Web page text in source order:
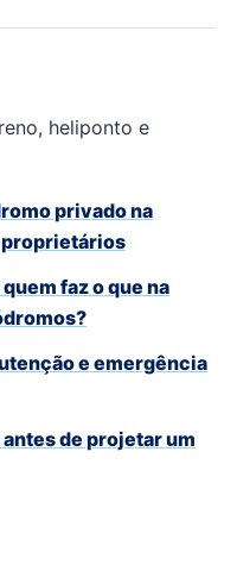
heliponto e
privado na
proprietários
quem faz o que na
e emergência
de projetar um